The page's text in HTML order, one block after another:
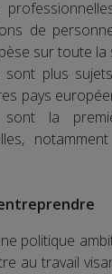
de
sur toute la
sont plus
pays
sont la
politique
au travail